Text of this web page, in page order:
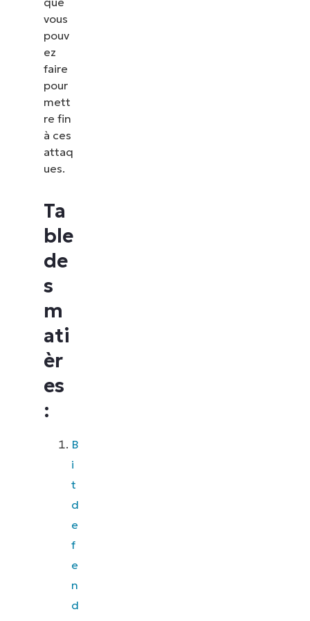
vous
pouv
ez
faire
pour
mett
re fin
à ces
attaq
ues.
Ta
ble
de
s
m
ati
èr
es
:
B
i
t
d
e
f
e
n
d